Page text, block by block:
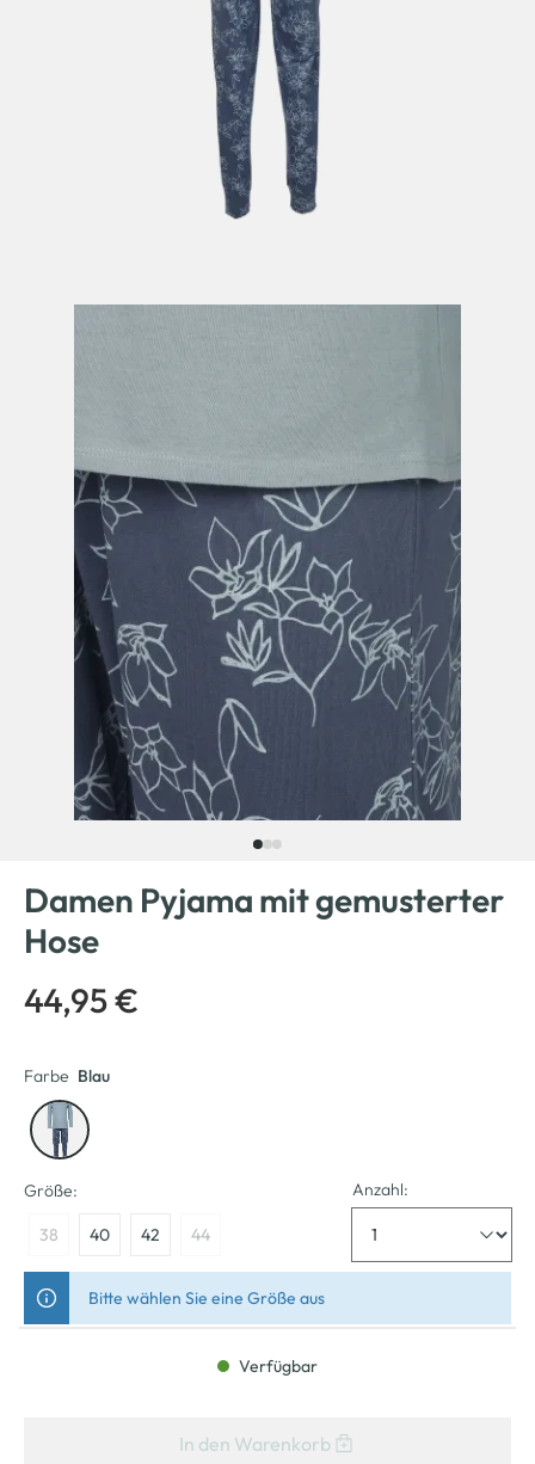
Damen Pyjama mit gemusterter
Hose
44,95 €
Farbe Blau
Größe:
38 40 42 44
Anzahl:
Bitte wählen Sie eine Größe aus
Verfügbar
In den Warenkorb